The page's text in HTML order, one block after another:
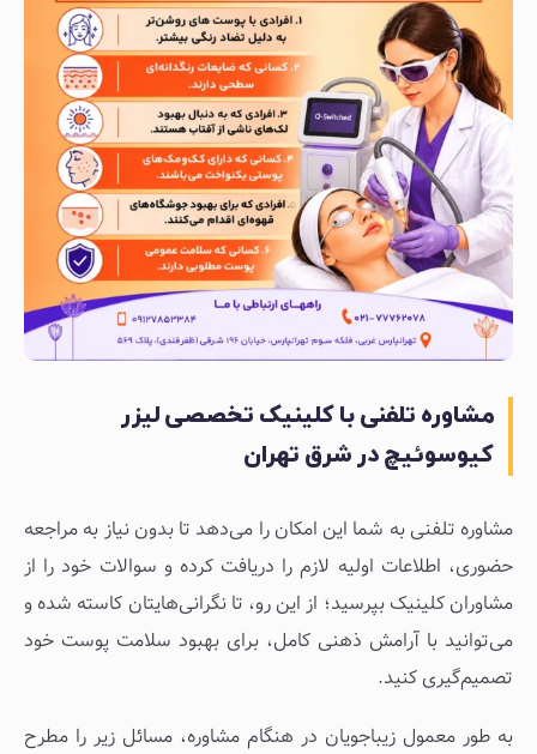
مشاوره تلفنی با کلینیک تخصصی لیزر
کیوسوئیچ در شرق تهران
مشاوره تلفنی به شما این امکان را می‌دهد تا بدون نیاز به مراجعه
حضوری، اطلاعات اولیه لازم را دریافت کرده و سوالات خود را از
مشاوران کلینیک بپرسید؛ از این رو، تا نگرانی‌هایتان کاسته شده و
می‌توانید با آرامش ذهنی کامل، برای بهبود سلامت پوست خود
تصمیم‌گیری کنید.
به طور معمول زیباجویان در هنگام مشاوره، مسائل زیر را مطرح